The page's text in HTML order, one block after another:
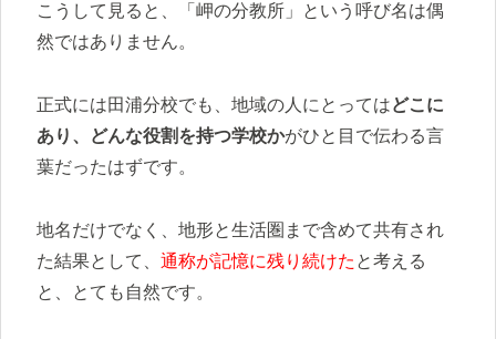
こうして見ると、「岬の分教所」という呼び名は偶
然ではありません。
正式には田浦分校でも、地域の人にとってはどこに
あり、どんな役割を持つ学校かがひと目で伝わる言
葉だったはずです。
地名だけでなく、地形と生活圏まで含めて共有され
た結果として、 通称が記憶に残り続けた と考える
と、とても自然です。